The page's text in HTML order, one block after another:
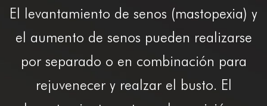
El levantamiento de senos (mastopexia) y
el aumento de senos pueden realizarse
por separado o en combinación para
rejuvenecer y realzar el busto. El